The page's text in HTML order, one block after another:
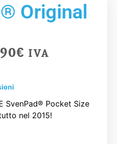
Original
€ IVA
SvenPad® Pocket Size
nel 2015!